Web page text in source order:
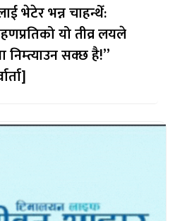
भेटेर भन्न चाहन्थेँ:
यो तीव्र लयले
निम्त्याउन सक्छ है!”